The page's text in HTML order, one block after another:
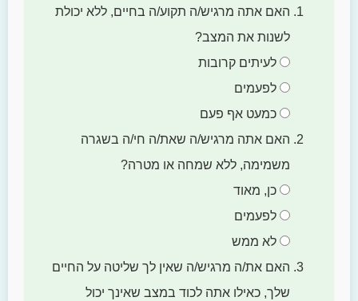
האם אתה מרגיש/ה תקוע/ה בחיים, ללא יכולת
לשנות את המצב?
לעיתים קרובות
לפעמים
כמעט אף פעם
האם אתה מרגיש/ה שאת/ה חי/ה בשגרה
משמימה, ללא שמחה או מטרה?
כן, מאוד
לפעמים
לא ממש
האם את/ה מרגיש/ה שאין לך שליטה על החיים
שלך, כאילו אתה לכוד במצב שאינך יכול